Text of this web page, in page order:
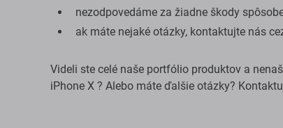
nezodpovedáme za žiadne škody
ak máte nejaké otázky, kontaktujte nás
Videli ste celé naše portfólio produktov a
iPhone X ? Alebo máte ďalšie otázky?